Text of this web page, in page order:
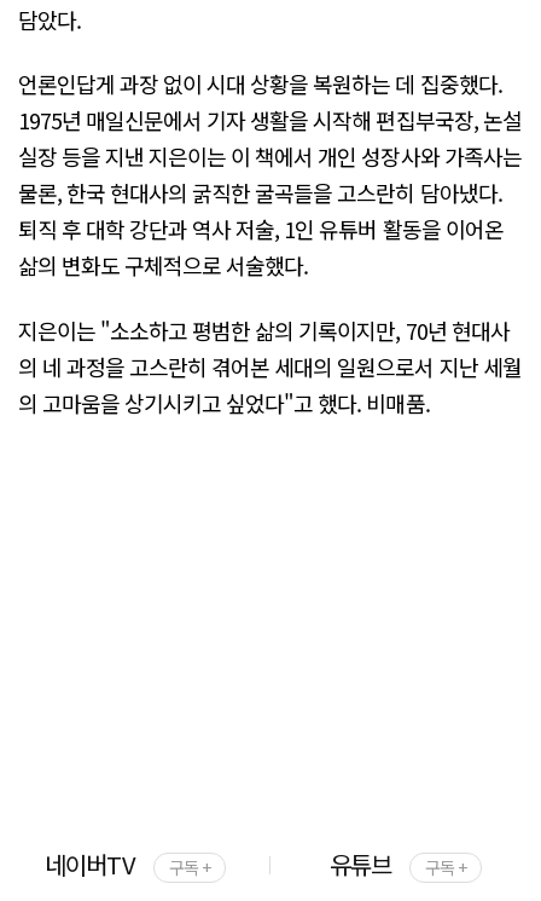
담았다.
언론인답게 과장 없이 시대 상황을 복원하는 데 집중했다.
1975년 매일신문에서 기자 생활을 시작해 편집부국장, 논설
실장 등을 지낸 지은이는 이 책에서 개인 성장사와 가족사는
물론, 한국 현대사의 굵직한 굴곡들을 고스란히 담아냈다.
퇴직 후 대학 강단과 역사 저술, 1인 유튜버 활동을 이어온
삶의 변화도 구체적으로 서술했다.
지은이는 "소소하고 평범한 삶의 기록이지만, 70년 현대사
의 네 과정을 고스란히 겪어본 세대의 일원으로서 지난 세월
의 고마움을 상기시키고 싶었다"고 했다. 비매품.
네이버TV 구독 + 유튜브 구독 +